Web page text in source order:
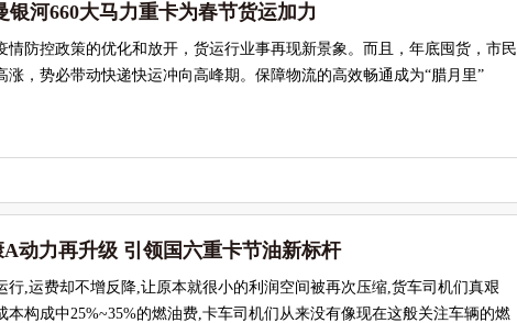
银河660大马力重卡为春节货运加力
情防控政策的优化和放开，货运行业事再现新景象。而且，年底囤货，市民
涨，势必带动快递快运冲向高峰期。保障物流的高效畅通成为“腊月里”
A动力再升级 引领国六重卡节油新标杆
行,运费却不增反降,让原本就很小的利润空间被再次压缩,货车司机们真艰
本构成中25%~35%的燃油费,卡车司机们从来没有像现在这般关注车辆的燃